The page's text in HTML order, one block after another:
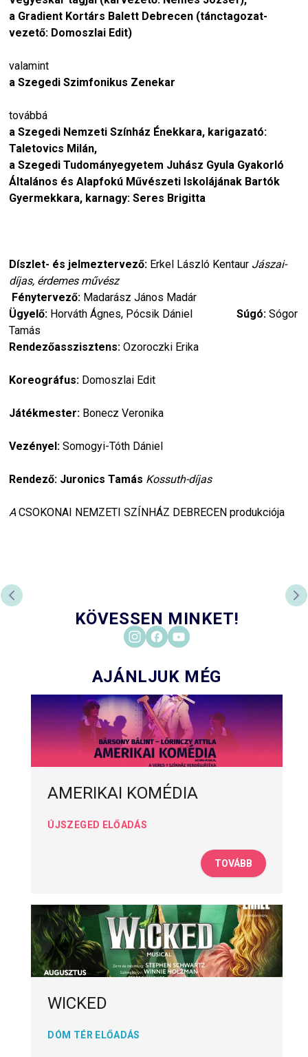
a Gradient Kortárs Balett Debrecen (tánctagozat-
vezető: Domoszlai Edit)
valamint
a Szegedi Szimfonikus Zenekar
továbbá
a Szegedi Nemzeti Színház Énekkara, karigazató:
Taletovics Milán,
a Szegedi Tudományegyetem Juhász Gyula Gyakorló
Általános és Alapfokú Művészeti Iskolájának Bartók
Gyermekkara, karnagy: Seres Brigitta
Díszlet- és jelmeztervező: Erkel László Kentaur Jászai-
díjas, érdemes művész
Fénytervező: Madarász János Madár
Ügyelő: Horváth Ágnes, Pócsik DánielSúgó: Sógor
Tamás
Rendezőasszisztens:Ozoroczki Erika
Koreográfus: Domoszlai Edit
Játékmester: Bonecz Veronika
Vezényel:Somogyi-Tóth Dániel
Rendező: Juronics Tamás Kossuth-díjas
ACSOKONAI NEMZETI SZÍNHÁZ DEBRECEN produkciója
PREVIOUS SLIDE
KÖVESSEN MINKET!
AJÁNLJUK MÉG
AMERIKAI KOMÉDIA
ÚJSZEGED ELŐADÁS
TOVÁBB
WICKED
DÓM TÉR ELŐADÁS